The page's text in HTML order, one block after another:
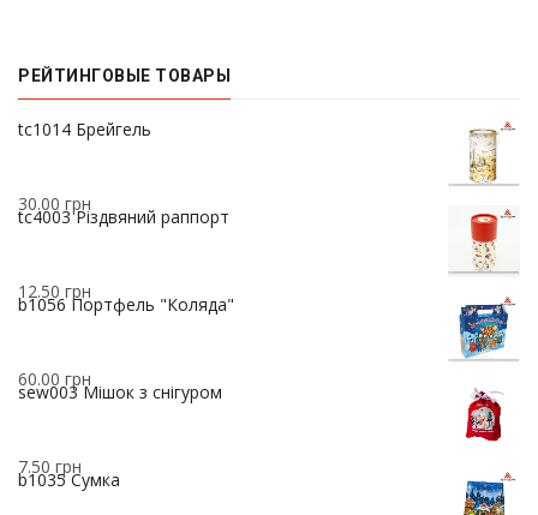
РЕЙТИНГОВЫЕ ТОВАРЫ
tc1014 Брейгель
37.00грн
tc4003 Різдвяний раппорт
30.00 грн
b1056 Портфель "Коляда"
12.50 грн
sew003 Мішок з снігуром
60.00 грн
b1035 Сумка
7.50 грн